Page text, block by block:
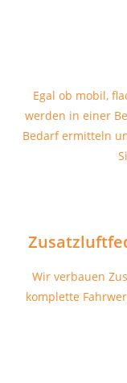
Egal ob mobil,
werden in einer
Bedarf ermitteln
Wir verbauen
komplette